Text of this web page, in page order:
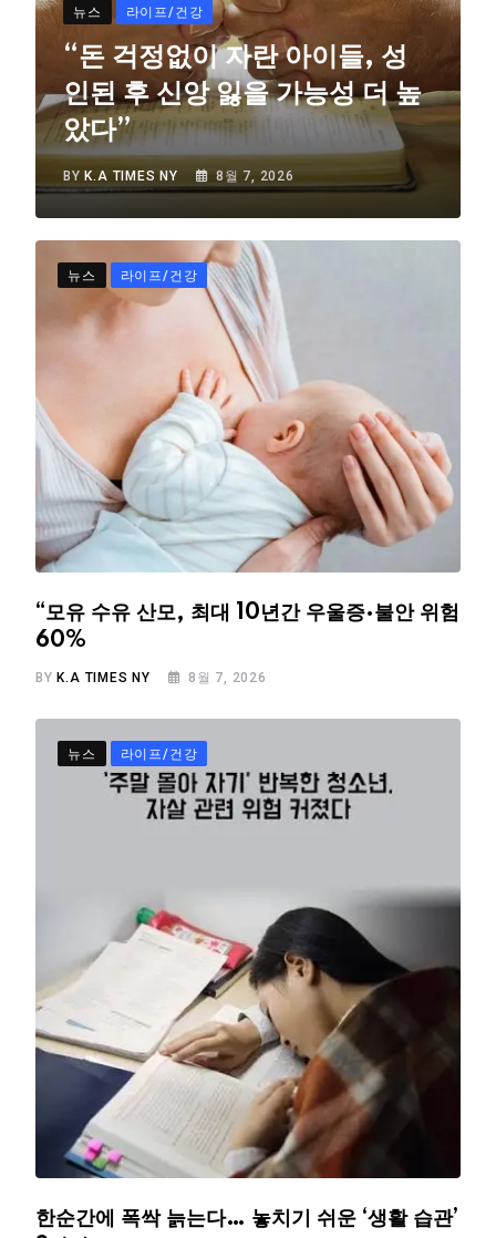
뉴스 라이프/건강
“돈 걱정없이 자란 아이들, 성
인된 후 신앙 잃을 가능성 더 높
았다”
BY K.A TIMES NY 8월 7, 2026
뉴스 라이프/건강
“모유 수유 산모, 최대 10년간 우울증·불안 위험
60%
BY K.A TIMES NY 8월 7, 2026
뉴스 라이프/건강
한순간에 폭싹 늙는다… 놓치기 쉬운 ‘생활 습관’